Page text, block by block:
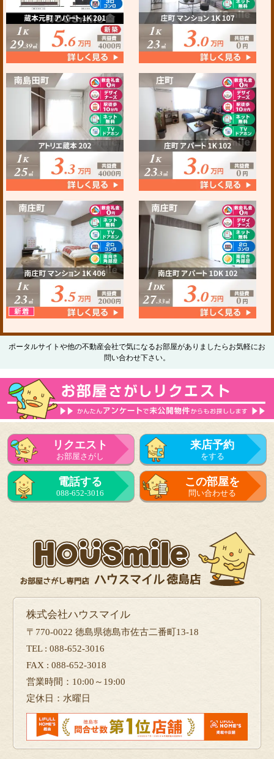
ポータルサイトや他の不動産会社で気になるお部屋がありましたらお気軽にお
問い合わせ下さい。
リクエスト
お部屋さがし
来店予約
をする
電話する
088-652-3016
この部屋を
問い合わせる
株式会社ハウスマイル
〒770-0022 徳島県徳島市佐古二番町13-18
TEL : 088-652-3016
FAX : 088-652-3018
営業時間：10:00～19:00
定休日：水曜日